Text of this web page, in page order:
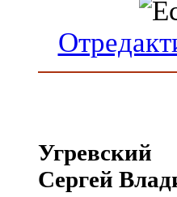
Угревский
Сергей